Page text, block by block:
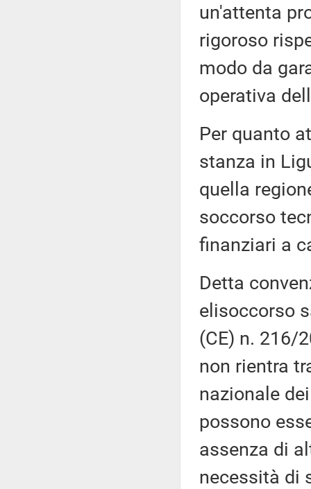
un'attenta
rigoroso
modo da
operativa
Per quanto
stanza in
quella
soccorso
finanziari a
Detta
elisoccorso
(CE) n. 216/
non rientra
nazionale
possono
assenza di
necessità di